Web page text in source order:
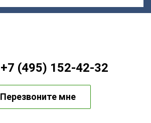
+7 (495) 152-42-32
Перезвоните мне